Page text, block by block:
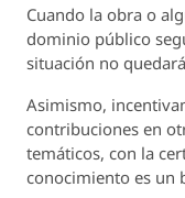
Cuando la obra o
dominio público
situación no
Asimismo,
contribuciones en
temáticos, con la
conocimiento es un